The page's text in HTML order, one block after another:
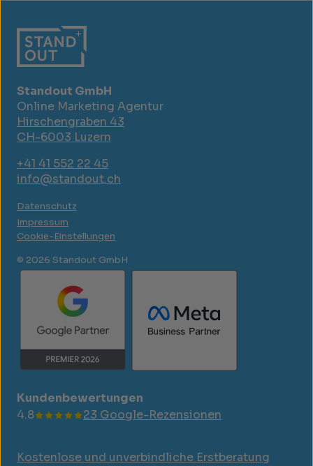
Standout GmbH
Online Marketing Agentur
Hirschengraben 43
CH-6003 Luzern
+41 41 552 22 45
info@standout.ch
Datenschutz
Impressum
Cookie-Einstellungen
© 2026 Standout GmbH
Kundenbewertungen
4.8
23 Google-Rezensionen
Kostenlose und unverbindliche Erstberatung